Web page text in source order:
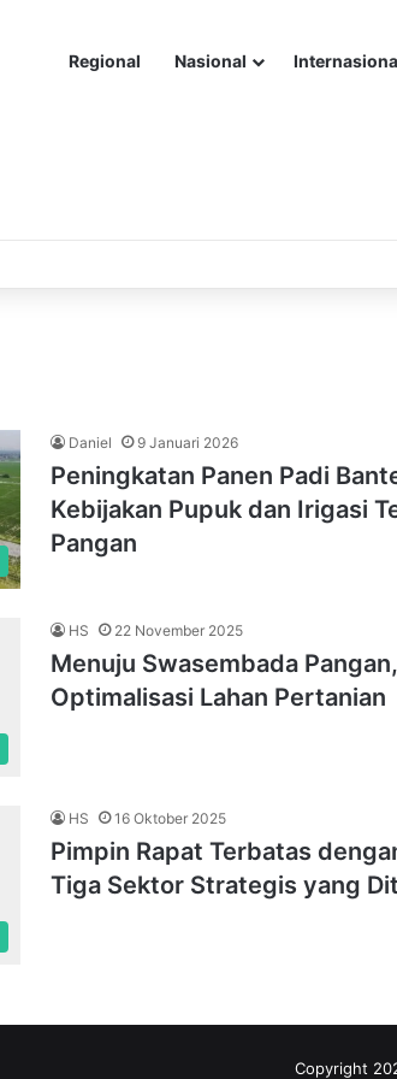
Regional Nasional
Daniel 9 Januari 2026
Peningkatan Panen Padi
Kebijakan Pupuk dan Irigasi
Pangan
HS 22 November 2025
Menuju Swasembada
Optimalisasi Lahan Pertanian
HS 16 Oktober 2025
Pimpin Rapat Terbatas
Tiga Sektor Strategis yang
Copyright